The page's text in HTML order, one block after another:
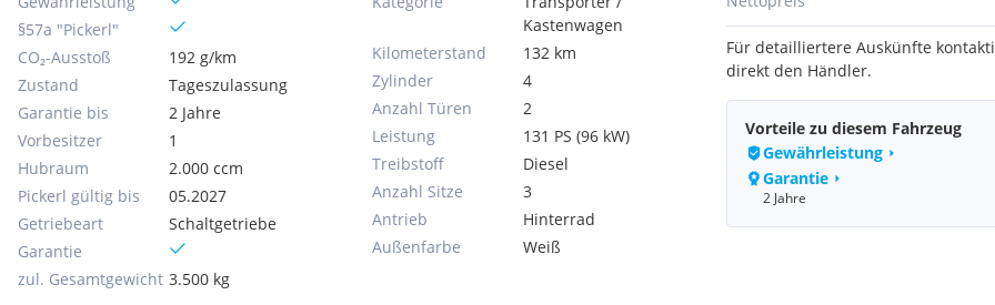
§57a "Pickerl"
CO₂-Ausstoß
192 g/km
Zustand
Tageszulassung
Garantie bis
2 Jahre
Vorbesitzer
1
Hubraum
2.000 ccm
Pickerl gültig bis
05.2027
Getriebeart
Schaltgetriebe
Garantie
zul. Gesamtgewicht 3.500 kg
Kastenwagen
Kilometerstand
132 km
Zylinder
4
Anzahl Türen
2
Leistung
131 PS (96 kW)
Treibstoff
Diesel
Anzahl Sitze
3
Antrieb
Hinterrad
Außenfarbe
Weiß
Für detailliertere Auskünfte
direkt den Händler.
Vorteile zu diesem Fahrzeug
Gewährleistung
Garantie
2 Jahre